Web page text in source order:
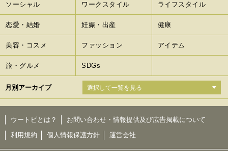
ソーシャル ワークスタイル ライフスタイル
恋愛・結婚 妊娠・出産 健康
美容・コスメ ファッション アイテム
旅・グルメ SDGs
月別アーカイブ
ウートピとは？
お問い合わせ・情報提供及び広告掲載について
利用規約
個人情報保護方針 運営会社